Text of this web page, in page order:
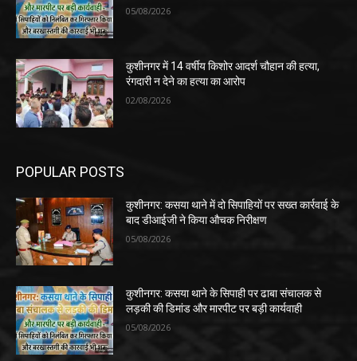
05/08/2026
कुशीनगर में 14 वर्षीय किशोर आदर्श चौहान की हत्या,
रंगदारी न देने का हत्या का आरोप
02/08/2026
POPULAR POSTS
कुशीनगर: कसया थाने में दो सिपाहियों पर सख्त कार्रवाई के
बाद डीआईजी ने किया औचक निरीक्षण
05/08/2026
कुशीनगर: कसया थाने के सिपाही पर ढाबा संचालक से
लड़की की डिमांड और मारपीट पर बड़ी कार्यवाही
05/08/2026